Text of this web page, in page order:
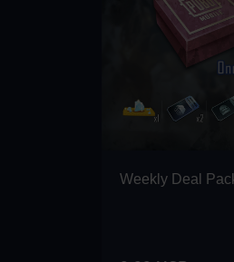
Weekly Deal